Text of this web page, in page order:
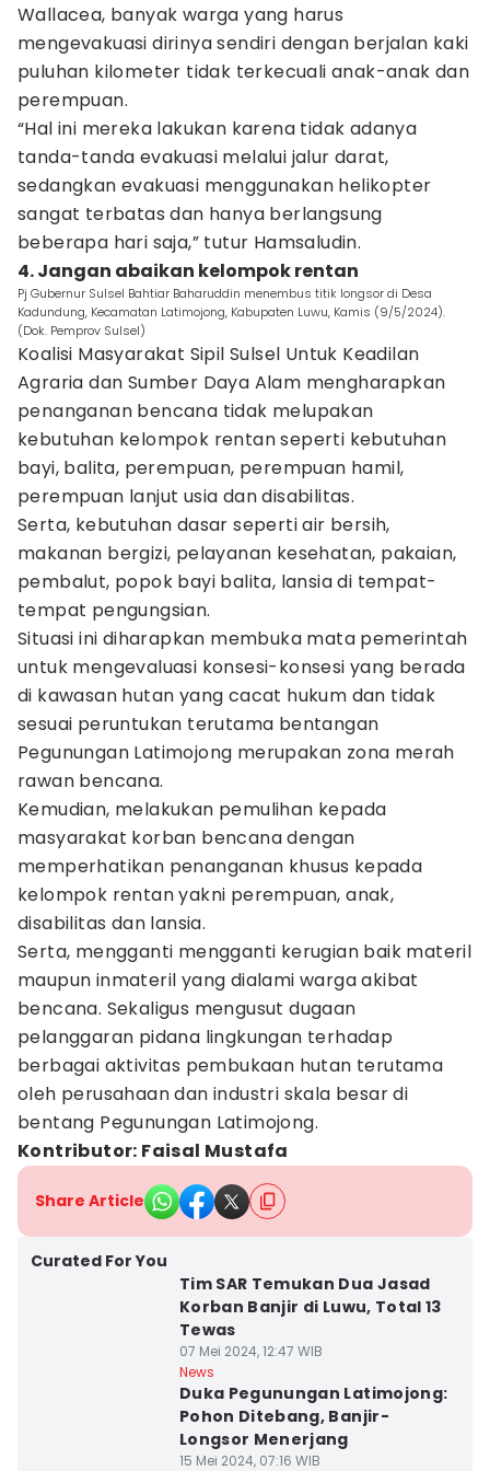
Wallacea, banyak warga yang harus
mengevakuasi dirinya sendiri dengan berjalan kaki
puluhan kilometer tidak terkecuali anak-anak dan
perempuan.
“Hal ini mereka lakukan karena tidak adanya
tanda-tanda evakuasi melalui jalur darat,
sedangkan evakuasi menggunakan helikopter
sangat terbatas dan hanya berlangsung
beberapa hari saja,” tutur Hamsaludin.
4. Jangan abaikan kelompok rentan
Pj Gubernur Sulsel Bahtiar Baharuddin menembus titik longsor di Desa
Kadundung, Kecamatan Latimojong, Kabupaten Luwu, Kamis (9/5/2024).
(Dok. Pemprov Sulsel)
Koalisi Masyarakat Sipil Sulsel Untuk Keadilan
Agraria dan Sumber Daya Alam mengharapkan
penanganan bencana tidak melupakan
kebutuhan kelompok rentan seperti kebutuhan
bayi, balita, perempuan, perempuan hamil,
perempuan lanjut usia dan disabilitas.
Serta, kebutuhan dasar seperti air bersih,
makanan bergizi, pelayanan kesehatan, pakaian,
pembalut, popok bayi balita, lansia di tempat-
tempat pengungsian.
Situasi ini diharapkan membuka mata pemerintah
untuk mengevaluasi konsesi-konsesi yang berada
di kawasan hutan yang cacat hukum dan tidak
sesuai peruntukan terutama bentangan
Pegunungan Latimojong merupakan zona merah
rawan bencana.
Kemudian, melakukan pemulihan kepada
masyarakat korban bencana dengan
memperhatikan penanganan khusus kepada
kelompok rentan yakni perempuan, anak,
disabilitas dan lansia.
Serta, mengganti mengganti kerugian baik materil
maupun inmateril yang dialami warga akibat
bencana. Sekaligus mengusut dugaan
pelanggaran pidana lingkungan terhadap
berbagai aktivitas pembukaan hutan terutama
oleh perusahaan dan industri skala besar di
bentang Pegunungan Latimojong.
Kontributor: Faisal Mustafa
Share Article
Curated For You
Tim SAR Temukan Dua Jasad
Korban Banjir di Luwu, Total 13
Tewas
07 Mei 2024, 12:47 WIB
News
Duka Pegunungan Latimojong:
Pohon Ditebang, Banjir-
Longsor Menerjang
15 Mei 2024, 07:16 WIB